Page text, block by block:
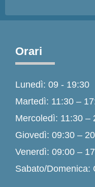
Orari
Lunedì: 09 - 19:30
Martedì: 11:30 –
Mercoledì: 11:30 –
Giovedì: 09:30 –
Venerdì: 09:00 –
Sabato/Domenica: